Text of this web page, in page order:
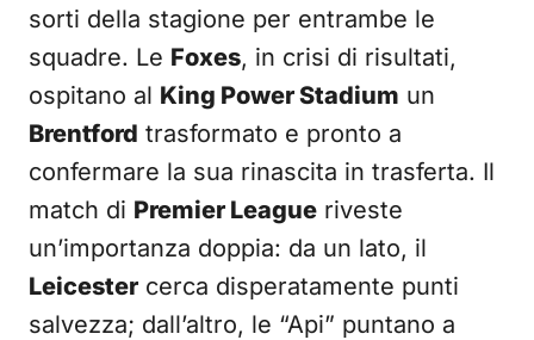
sorti della stagione per entrambe le
squadre. Le Foxes, in crisi di risultati,
ospitano al King Power Stadium un
Brentford trasformato e pronto a
confermare la sua rinascita in trasferta. Il
match di Premier League riveste
un’importanza doppia: da un lato, il
Leicester cerca disperatamente punti
salvezza; dall’altro, le “Api” puntano a